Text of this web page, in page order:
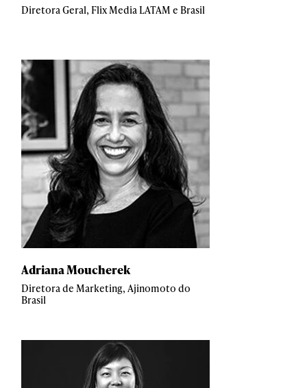
Diretora Geral, Flix Media LATAM e Brasil
Adriana Moucherek
Diretora de Marketing, Ajinomoto do
Brasil